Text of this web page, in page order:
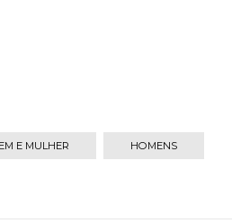
E MULHER HOMENS